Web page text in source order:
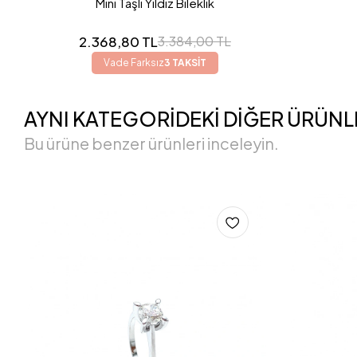
2.368,80 TL3.384,00 TL
Vade Farksız3 TAKSİT
AYNI KATEGORİDEKİ DİĞER
Bu ürüne benzer ürünleri inceleyin.